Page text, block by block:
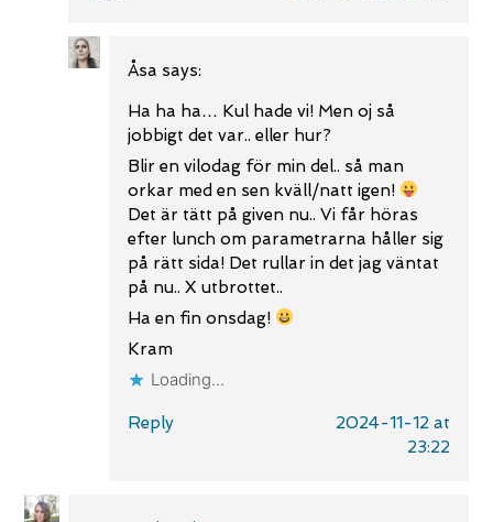
Åsa says:
Ha ha ha… Kul hade vi! Men oj så
jobbigt det var.. eller hur?
Blir en vilodag för min del.. så man
orkar med en sen kväll/natt igen!
Det är tätt på given nu.. Vi får höras
efter lunch om parametrarna håller sig
på rätt sida! Det rullar in det jag väntat
på nu.. X utbrottet..
Ha en fin onsdag!
Kram
Loading...
Reply
2024-11-12 at
23:22